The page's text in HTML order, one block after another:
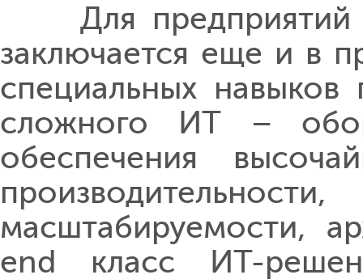
Для предприятий
заключается еще и в
специальных навыков
сложного ИТ –
обеспечения
масштабируемости,
end класс ИТ-